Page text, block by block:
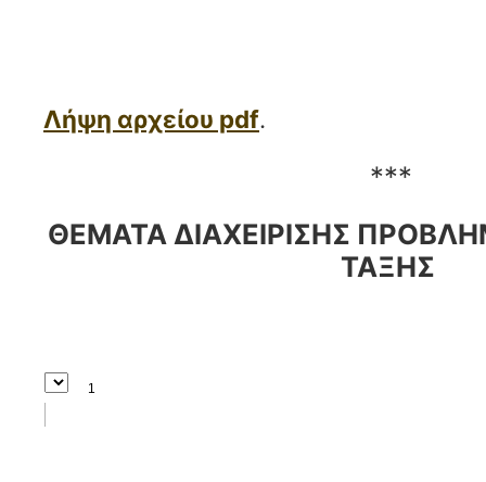
Λήψη αρχείου pdf.
***
ΘΕΜΑΤΑ ΔΙΑΧΕΙΡΙΣΗΣ
ΤΑΞΗΣ